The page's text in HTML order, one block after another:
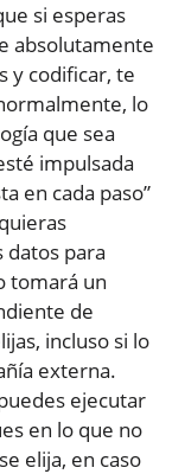
si esperas
absolutamente
y codificar, te
lo
que sea
impulsada
en cada paso”
datos para
tomará un
de
incluso si lo
externa.
ejecutar
en lo que no
elija, en caso